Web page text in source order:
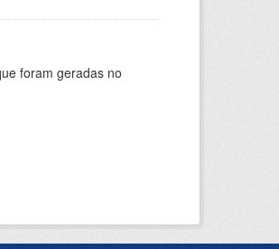
foram geradas no